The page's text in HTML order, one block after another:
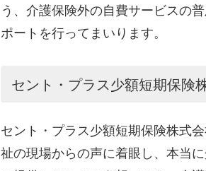
う、介護保険外の自費サービスの
ポートを行ってまいります。
セント・プラス少額短期保険
セント・プラス少額短期保険株式
祉の現場からの声に着眼し、本当